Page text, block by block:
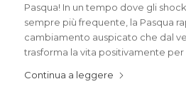
Pasqua! In un tempo dove gli
sempre più frequente, la Pasqua
cambiamento auspicato che dal
trasforma la vita positivamente per
Continua a leggere